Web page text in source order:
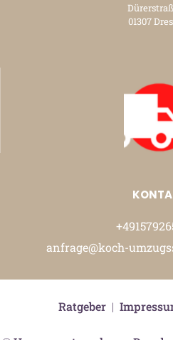
01307
anfrage@koch-
Ratgeber|